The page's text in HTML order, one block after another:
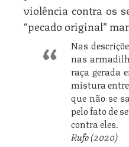
violência contra os
“pecado original”
Nas
nas
raça gerada
mistura
que não se
pelo fato de
contra eles.
Rufo (2020)